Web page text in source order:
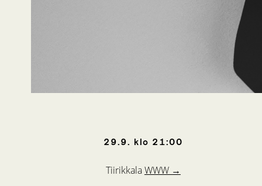
29.9. klo 21:00
TiirikkalaWWW →